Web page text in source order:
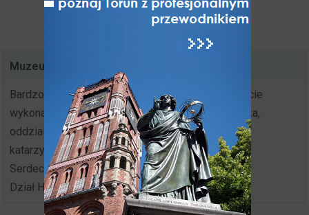
Muzeum Toruńskiego P
Bardzo ciekawy artykuł. Warto tutaj dodać, że zdjęcie
wykonane zostało w Muzeum Toruńskiego Piernika,
oddziale Muzeum Okręgowego w Toruniu. Zdjęcie
katarzynki wykonał Krzysztof Deczyński.
Serdecznie pozdrawiamy
Dział Historii Toruńskiego Piernikarstwa